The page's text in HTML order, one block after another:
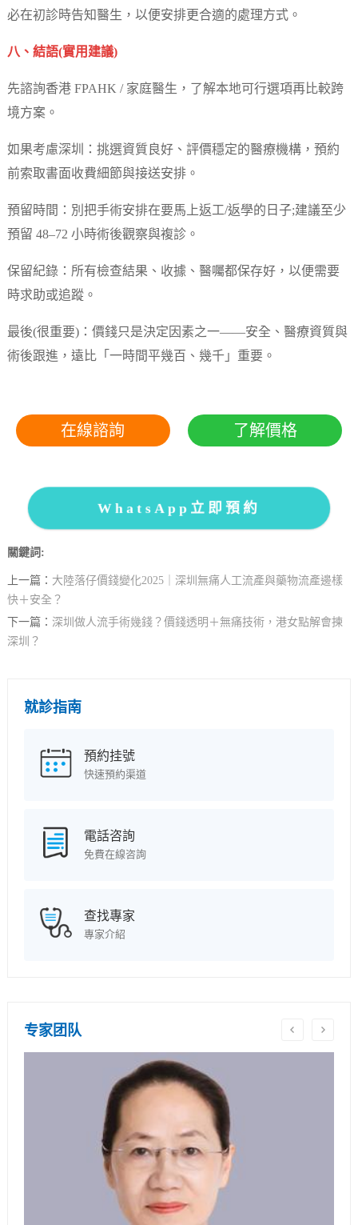
必在初診時告知醫生，以便安排更合適的處理方式。
八、結語(實用建議)
先諮詢香港 FPAHK / 家庭醫生，了解本地可行選項再比較跨
境方案。
如果考慮深圳：挑選資質良好、評價穩定的醫療機構，預約
前索取書面收費細節與接送安排。
預留時間：別把手術安排在要馬上返工/返學的日子;建議至少
預留 48–72 小時術後觀察與複診。
保留紀錄：所有檢查結果、收據、醫囑都保存好，以便需要
時求助或追蹤。
最後(很重要)：價錢只是決定因素之一——安全、醫療資質與
術後跟進，遠比「一時間平幾百、幾千」重要。
在線諮詢 了解價格
WhatsApp立即預約
關鍵詞:
上一篇： 大陸落仔價錢變化2025｜深圳無痛人工流產與藥物流產邊樣
快＋安全？
下一篇： 深圳做人流手術幾錢？價錢透明＋無痛技術，港女點解會揀
深圳？
就診指南
預約挂號
快速預約渠道
電話咨詢
免費在線咨詢
查找專家
專家介紹
专家团队